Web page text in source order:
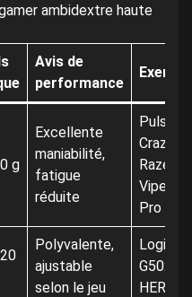
ambidextre haute
Avis de
performance
g
Excellente
maniabilité,
fatigue
réduite
Pulsar
Razer
Viper V3
Pro
Polyvalente,
ajustable
selon le jeu
G502
HERO